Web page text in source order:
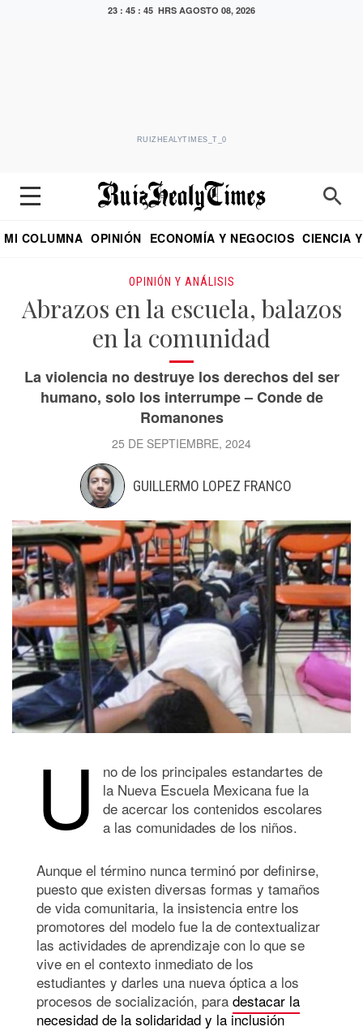
23 : 45 : 46 HRS AGOSTO 08, 2026
RUIZHEALYTIMES_T_0
MI COLUMNA OPINIÓN ECONOMÍA Y NEGOCIOS CIENCIA
OPINIÓN Y ANÁLISIS
Abrazos en la escuela, balazos
en la comunidad
La violencia no destruye los derechos del ser
humano, solo los interrumpe – Conde de
Romanones
25 DE SEPTIEMBRE, 2024
GUILLERMO LOPEZ FRANCO
U
no de los principales estandartes de
la Nueva Escuela Mexicana fue la
de acercar los contenidos escolares
a las comunidades de los niños.
Aunque el término nunca terminó por definirse,
puesto que existen diversas formas y tamaños
de vida comunitaria, la insistencia entre los
promotores del modelo fue la de contextualizar
las actividades de aprendizaje con lo que se
vive en el contexto inmediato de los
estudiantes y darles una nueva óptica a los
procesos de socialización, para destacar la
necesidad de la solidaridad y la inclusión